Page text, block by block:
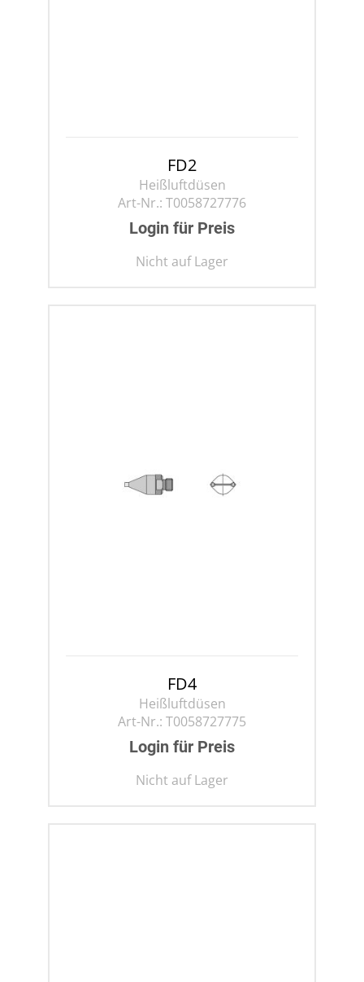
FD2
Heißluftdüsen
Art-Nr.: T0058727776
Login für Preis
Nicht auf Lager
FD4
Heißluftdüsen
Art-Nr.: T0058727775
Login für Preis
Nicht auf Lager